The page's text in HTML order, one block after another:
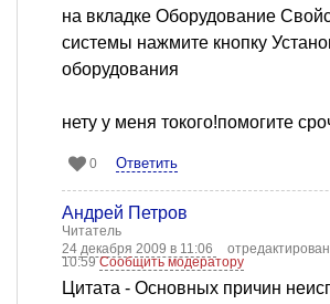
на вкладке Оборудование
системы нажмите кнопку
оборудования
нету у меня токого!помогите
0 Ответить
Андрей Петров
Читатель
24 декабря 2009 в 11:06
10:59Сообщить модератору
Цитата - Основных причин